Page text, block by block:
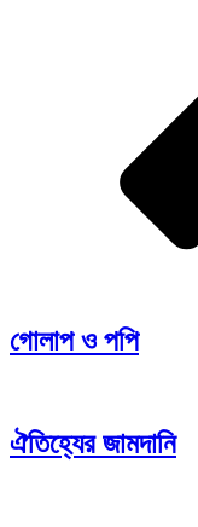
গোলাপ ও পপি
ঐতিহ্যের জামদানি